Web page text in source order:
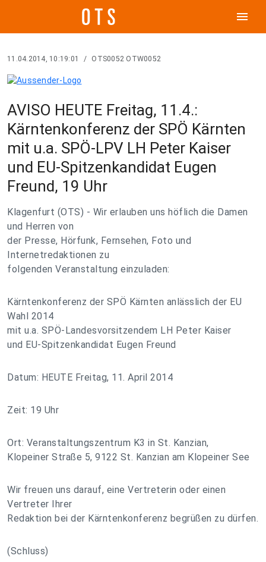
menu
11.04.2014, 10:19:01 / OTS0052 OTW0052
AVISO HEUTE Freitag, 11.4.:
Kärntenkonferenz der SPÖ Kärnten
mit u.a. SPÖ-LPV LH Peter Kaiser
und EU-Spitzenkandidat Eugen
Freund, 19 Uhr
Klagenfurt (OTS) - Wir erlauben uns höflich die Damen
und Herren von
der Presse, Hörfunk, Fernsehen, Foto und
Internetredaktionen zu
folgenden Veranstaltung einzuladen:
Kärntenkonferenz der SPÖ Kärnten anlässlich der EU
Wahl 2014
mit u.a. SPÖ-Landesvorsitzendem LH Peter Kaiser
und EU-Spitzenkandidat Eugen Freund
Datum: HEUTE Freitag, 11. April 2014
Zeit: 19 Uhr
Ort: Veranstaltungszentrum K3 in St. Kanzian,
Klopeiner Straße 5, 9122 St. Kanzian am Klopeiner See
Wir freuen uns darauf, eine Vertreterin oder einen
Vertreter Ihrer
Redaktion bei der Kärntenkonferenz begrüßen zu dürfen.
(Schluss)